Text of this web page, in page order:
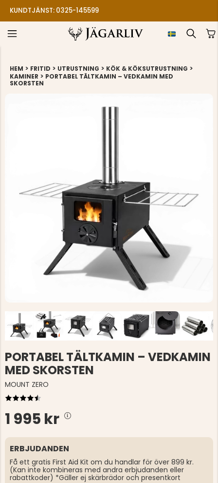
KUNDTJÄNST: 0325-145599
HEM > FRITID > UTRUSTNING > KÖK & KÖKSUTRUSTNING >
KAMINER > PORTABEL TÄLTKAMIN – VEDKAMIN MED
SKORSTEN
PORTABEL TÄLTKAMIN – VEDKAMIN
MED SKORSTEN
MOUNT ZERO
1 995 kr
ERBJUDANDEN
Få ett gratis First Aid Kit om du handlar för över 899 kr.
(Kan inte kombineras med andra erbjudanden eller
rabattkoder) *Gäller ej skärbrädor och presentkort